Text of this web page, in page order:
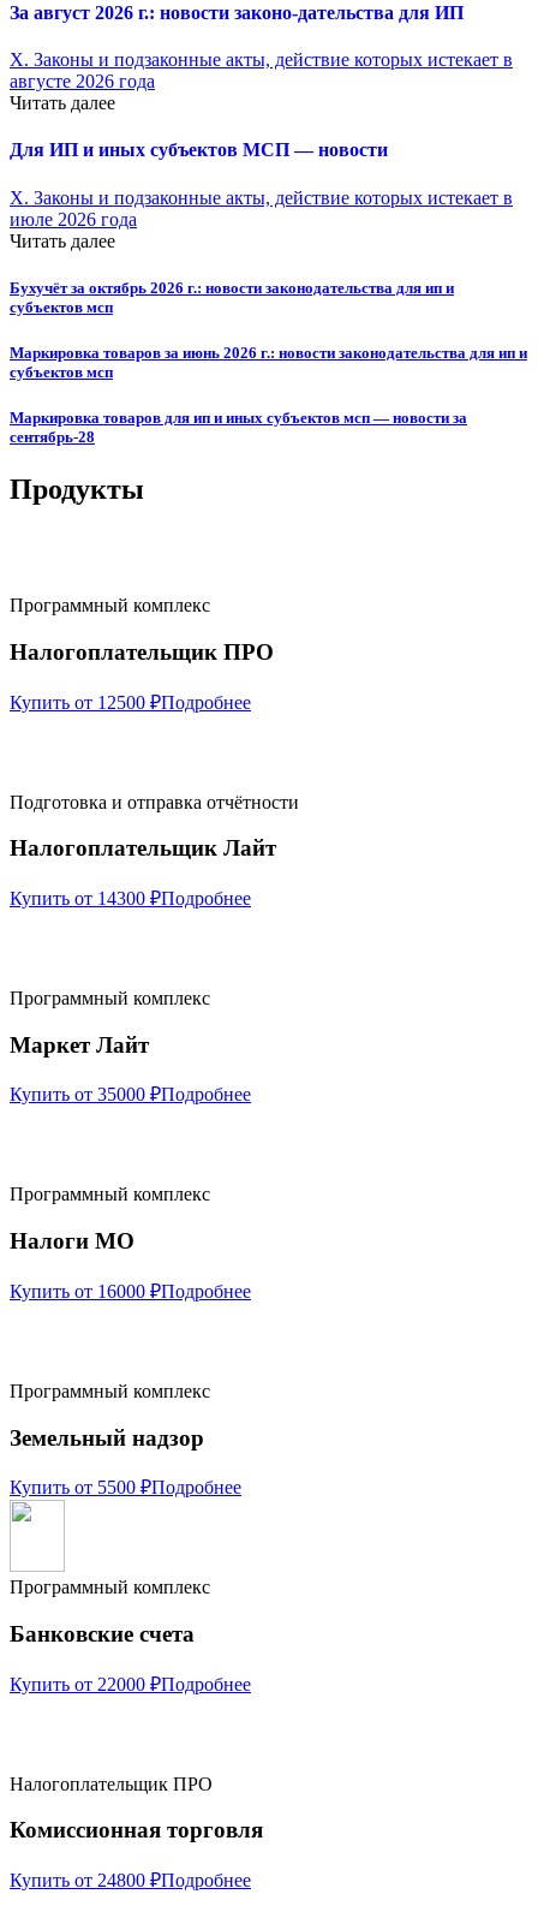
За август 2026 г.: новости законо-дательства для ИП
X. Законы и подзаконные акты, действие которых истекает в
августе 2026 года
Читать далее
Для ИП и иных субъектов МСП — новости
X. Законы и подзаконные акты, действие которых истекает в
июле 2026 года
Читать далее
Бухучёт за октябрь 2026 г.: новости законодательства для ип и
субъектов мсп
Маркировка товаров за июнь 2026 г.: новости законодательства для ип и
субъектов мсп
Маркировка товаров для ип и иных субъектов мсп — новости за
сентябрь-28
Продукты
Программный комплекс
Налогоплательщик ПРО
Купить от 12500 ₽Подробнее
Подготовка и отправка отчётности
Налогоплательщик Лайт
Купить от 14300 ₽Подробнее
Программный комплекс
Маркет Лайт
Купить от 35000 ₽Подробнее
Программный комплекс
Налоги МО
Купить от 16000 ₽Подробнее
Программный комплекс
Земельный надзор
Купить от 5500 ₽Подробнее
Программный комплекс
Банковские счета
Купить от 22000 ₽Подробнее
Налогоплательщик ПРО
Комиссионная торговля
Купить от 24800 ₽Подробнее